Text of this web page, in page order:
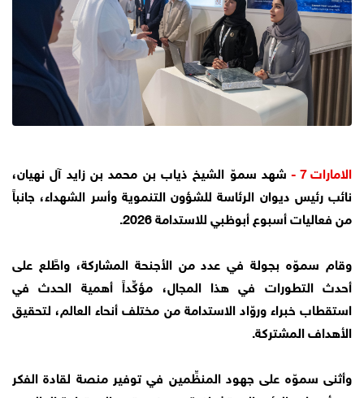
الامارات 7 -
شهد سموّ الشيخ ذياب بن محمد بن زايد آل نهيان،
نائب رئيس ديوان الرئاسة للشؤون التنموية وأسر الشهداء، جانباً
من فعاليات أسبوع أبوظبي للاستدامة 2026.
وقام سموّه بجولة في عدد من الأجنحة المشاركة، واطَّلع على
أحدث التطورات في هذا المجال، مؤكِّداً أهمية الحدث في
استقطاب خبراء وروّاد الاستدامة من مختلف أنحاء العالم، لتحقيق
الأهداف المشتركة.
وأثنى سموّه على جهود المنظِّمين في توفير منصة لقادة الفكر